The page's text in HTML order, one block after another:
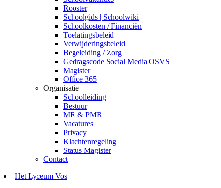
Rooster
Schoolgids | Schoolwiki
Schoolkosten / Financiën
Toelatingsbeleid
Verwijderingsbeleid
Begeleiding / Zorg
Gedragscode Social Media OSVS
Magister
Office 365
Organisatie
Schoolleiding
Bestuur
MR & PMR
Vacatures
Privacy
Klachtenregeling
Status Magister
Contact
Het Lyceum Vos